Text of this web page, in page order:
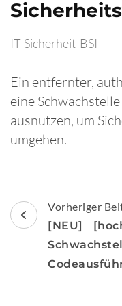
IT-Sicherheit-BSI
Ein entfernter,
eine
ausnutzen, um
umgehen.
Vorheriger
[NEU]